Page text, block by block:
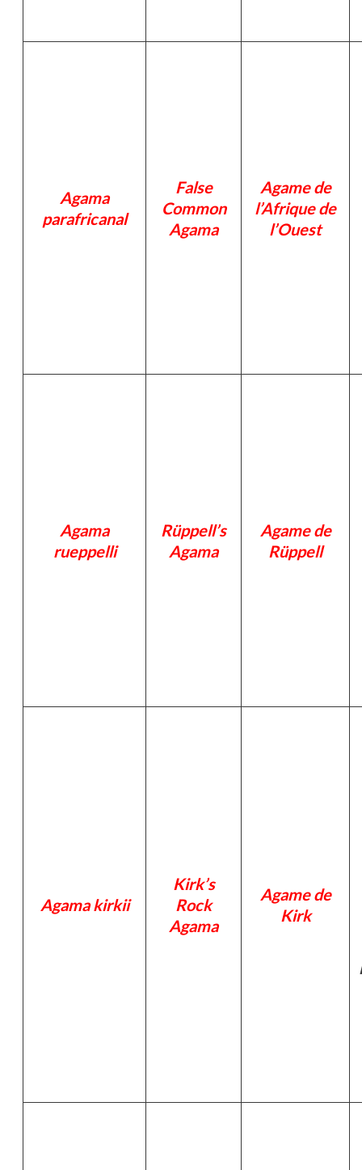
Agama
parafricanal
False
Common
Agama
Agame de
l’Afrique de
l’Ouest
Agama
rueppelli
Rüppell’s
Agama
Agame de
Rüppell
Agama kirkii
Kirk’s
Rock
Agama
Agame de
Kirk